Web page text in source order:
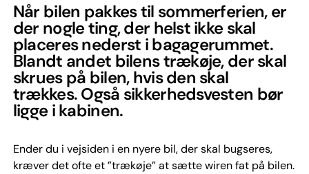
Når bilen pakkes til sommerferien, er
der nogle ting, der helst ikke skal
placeres nederst i bagagerummet.
Blandt andet bilens trækøje, der skal
skrues på bilen, hvis den skal
trækkes. Også sikkerhedsvesten bør
ligge i kabinen.
Ender du i vejsiden i en nyere bil, der skal bugseres,
kræver det ofte et ”trækøje” at sætte wiren fat på bilen.